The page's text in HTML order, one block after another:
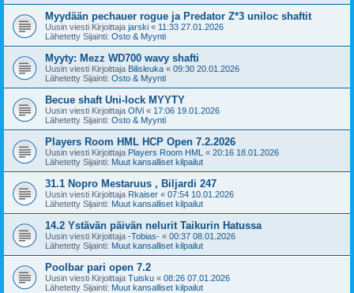
Myydään pechauer rogue ja Predator Z*3 uniloc shaftit
Uusin viesti Kirjoittaja jarski « 11:33 27.01.2026
Lähetetty Sijainti: Osto & Myynti
Myyty: Mezz WD700 wavy shafti
Uusin viesti Kirjoittaja Bilisleuka « 09:30 20.01.2026
Lähetetty Sijainti: Osto & Myynti
Becue shaft Uni-lock MYYTY
Uusin viesti Kirjoittaja OlVi « 17:06 19.01.2026
Lähetetty Sijainti: Osto & Myynti
Players Room HML HCP Open 7.2.2026
Uusin viesti Kirjoittaja Players Room HML « 20:16 18.01.2026
Lähetetty Sijainti: Muut kansalliset kilpailut
31.1 Nopro Mestaruus , Biljardi 247
Uusin viesti Kirjoittaja Rkaiser « 07:54 10.01.2026
Lähetetty Sijainti: Muut kansalliset kilpailut
14.2 Ystävän päivän nelurit Taikurin Hatussa
Uusin viesti Kirjoittaja -Tobias- « 00:37 08.01.2026
Lähetetty Sijainti: Muut kansalliset kilpailut
Poolbar pari open 7.2
Uusin viesti Kirjoittaja Tuisku « 08:26 07.01.2026
Lähetetty Sijainti: Muut kansalliset kilpailut